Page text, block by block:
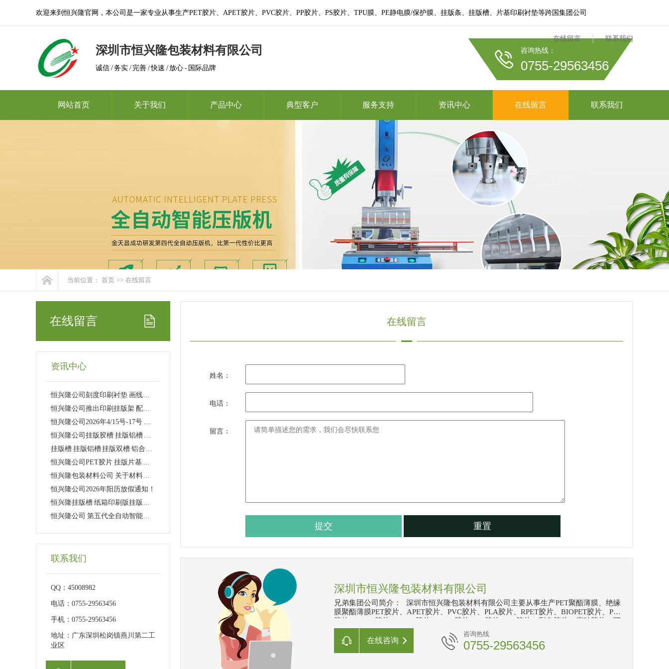
欢迎来到恒兴隆官网，本公司是一家专业从事生产PET胶片、APET胶片、PVC胶片、PP胶片、PS胶片、TPU膜、PE静电膜/保护膜、挂版条、挂版槽、片基印刷衬垫等跨国集团公司
在线留言 联系我们
深圳市恒兴隆包装材料有限公司
诚信 / 务实 / 完善 / 快速 / 放心 - 国际品牌
咨询热线：
0755-29563456
网站首页 关于我们 产品中心 典型客户 服务支持 资讯中心 在线留言 联系我们
当前位置： 首页 >> 在线留言
在线留言
资讯中心
恒兴隆公司刻度印刷衬垫 画线印刷衬垫 带刻度线印刷衬垫
恒兴隆公司推出印刷挂版架 配套挂版双槽 超级低价！！！
恒兴隆公司2026年4/15号-17号 在深圳国际会展中心参加2026年世界包装工业博览会 欢迎新老客户来参观！！
恒兴隆公司挂版胶槽 挂版铝槽 挂版PVC槽 挂版PVC双槽
挂版槽 挂版铝槽 挂版双槽 铝合金双槽
恒兴隆公司PET胶片 挂版片基 透明菲林大量现货供应！
恒兴隆包装材料公司 关于材料涨价事宜！
恒兴隆公司2026年阳历放假通知！
恒兴隆挂版槽 纸箱印刷版挂版槽，精准定位，减少误差！
恒兴隆公司 第五代全自动智能压板机介绍
联系我们
QQ：45008982
电话：0755-29563456
手机：0755-29563456
地址：广东深圳松岗镇燕川第二工
业区
在线留言
姓名：
电话：
留言：
深圳市恒兴隆包装材料有限公司
兄弟集团公司简介： 深圳市恒兴隆包装材料有限公司主要从事生产PET聚酯薄膜、绝缘
膜聚酯薄膜PET胶片、APET胶片、PVC胶片、PLA胶片、RPET胶片、BIOPET胶片、PP
胶片、PETG胶片、HPET胶片、GAG胶片、PS胶片、PC胶片、彩色胶片、磨砂胶片、可
降解胶片、离型PET、扩散膜、防刮花PET、磨砂PET及各特殊薄膜。印刷耗材：挂版
条、挂版槽、挂版片基、印刷衬垫、太阳轮、送纸轮、塑料刮刀、刀版弹垫、过桥海绵
等，凭着真诚服务、诚信第一、品质至上，价格优惠的宗旨，热情为新老客户提供最优
在线咨询
咨询热线
0755-29563456